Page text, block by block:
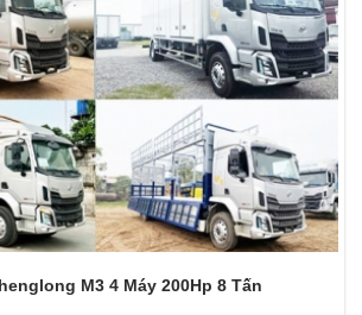
M3 4 Máy 200Hp 8 Tấn